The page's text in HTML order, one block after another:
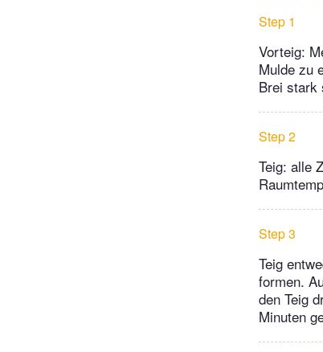
Step 1
Vorteig:
Mulde zu
Brei stark
Step 2
Teig: alle
Step 3
Teig
formen.
den Teig
Minuten